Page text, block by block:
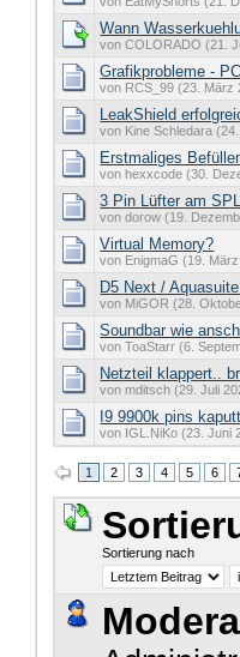
Wann
von COLORADO (21.
Grafikprobleme -
von RCS_99 (23. März
LeakShield
von Kine Schledara
Erstmaliges
von hexxcode (30.
3 Pin Lüfter am
von dorow (19.
Virtual Memory?
von EnigmaG (19.
D5 Next /
von MiGOR (28.
Soundbar wie
von ToaStarr (6.
Netzteil klappert..
von mditsch (29. Juli
I9 9900k pins
von IGL.NiKo (23. Juni
1 2 3 4 5 6
Sortierung nach